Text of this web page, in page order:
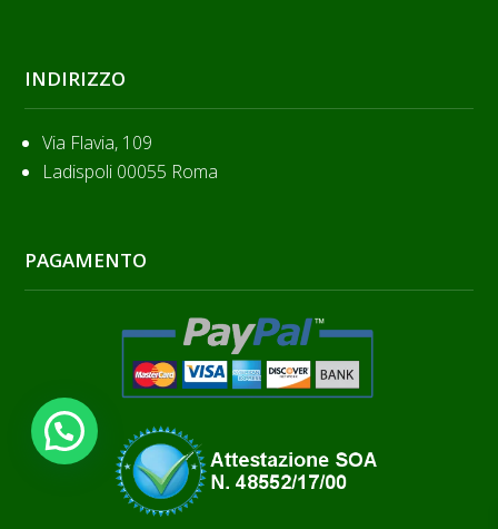
INDIRIZZO
Via Flavia, 109
Ladispoli 00055 Roma
PAGAMENTO